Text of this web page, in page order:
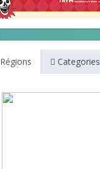
Régions Categories